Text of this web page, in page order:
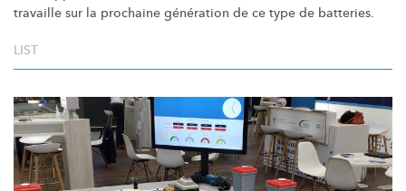
travaille sur la prochaine génération de ce type de batteries.
LIST